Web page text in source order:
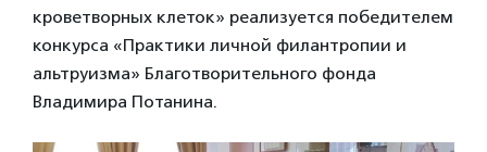
кроветворных клеток» реализуется победителем
конкурса «Практики личной филантропии и
альтруизма» Благотворительного фонда
Владимира Потанина.